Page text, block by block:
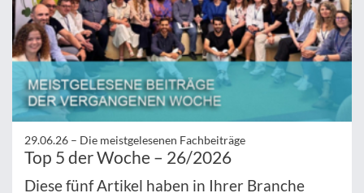
29.06.26 – Die meistgelesenen Fachbeiträge
Top 5 der Woche – 26/2026
Diese fünf Artikel haben in Ihrer Branche